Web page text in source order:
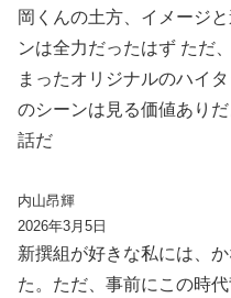
岡くんの土方、イメージ
ンは全力だったはず️ ただ
まったオリジナルのハイ
のシーンは見る価値あり
話だ
内山昂輝
2026年3月5日
新撰組が好きな私には、
た。ただ、事前にこの時